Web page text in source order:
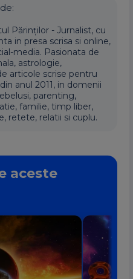
Părinților - Jurnalist, cu
in presa scrisa si online,
media. Pasionata de
astrologie,
articole scrise pentru
anul 2011, in domenii
parenting,
familie, timp liber,
retete, relatii si cuplu.
aceste